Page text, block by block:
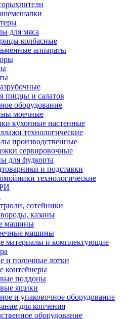
для мяса
колбасные
аппараты
пиццы и салатов
оборудование
моечные
кухонные настенные
технологические
производственные
сервировочные
для фудкорта
и подставки
технологические
сотейники
казаны
машины
машины
материалы и комплектующие
и полочные лотки
контейнеры
поддоны
ящики
и упаковочное оборудование
для копчения
оборудование